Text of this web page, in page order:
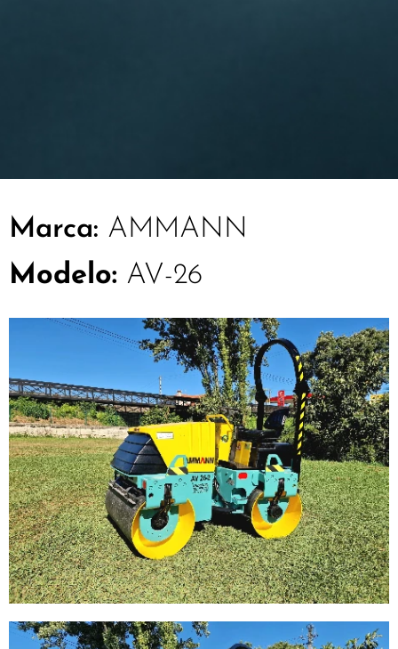
Marca: AMMANN
Modelo: AV-26